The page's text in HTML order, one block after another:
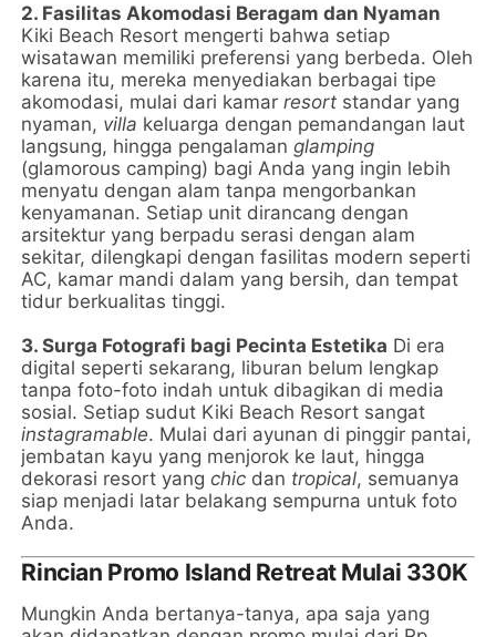
2. Fasilitas Akomodasi Beragam dan Nyaman
Kiki Beach Resort mengerti bahwa setiap
wisatawan memiliki preferensi yang berbeda. Oleh
karena itu, mereka menyediakan berbagai tipe
akomodasi, mulai dari kamarresort standar yang
nyaman, villa keluarga dengan pemandangan laut
langsung, hingga pengalamanglamping
(glamorous camping) bagi Anda yang ingin lebih
menyatu dengan alam tanpa mengorbankan
kenyamanan. Setiap unit dirancang dengan
arsitektur yang berpadu serasi dengan alam
sekitar, dilengkapi dengan fasilitas modern seperti
AC, kamar mandi dalam yang bersih, dan tempat
tidur berkualitas tinggi.
3. Surga Fotografi bagi Pecinta Estetika Di era
digital seperti sekarang, liburan belum lengkap
tanpa foto-foto indah untuk dibagikan di media
sosial. Setiap sudut Kiki Beach Resort sangat
instagramable. Mulai dari ayunan di pinggir pantai,
jembatan kayu yang menjorok ke laut, hingga
dekorasi resort yangchic dan tropical, semuanya
siap menjadi latar belakang sempurna untuk foto
Anda.
Rincian Promo Island Retreat Mulai 330K
Mungkin Anda bertanya-tanya, apa saja yang